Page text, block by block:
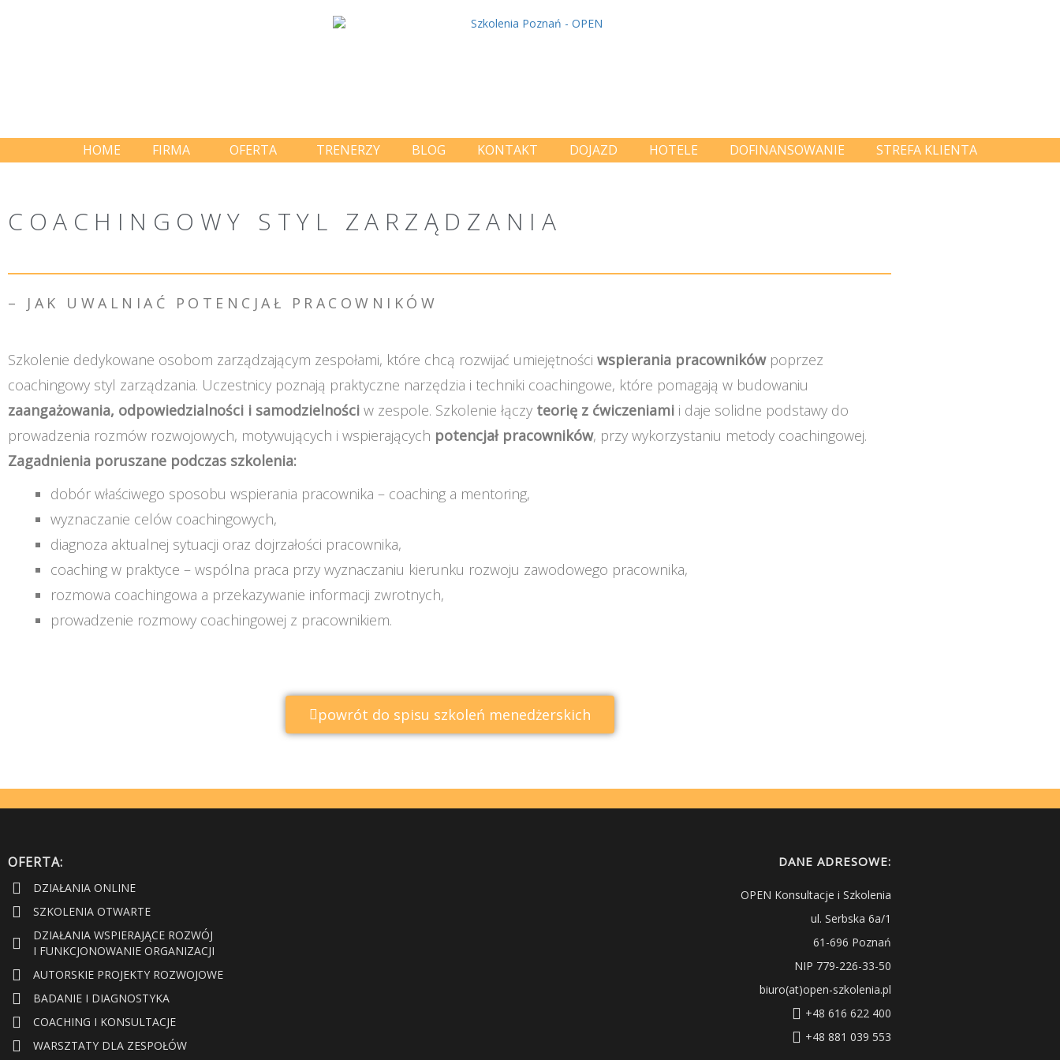
HOME FIRMA OFERTA TRENERZY BLOG KONTAKT DOJAZD HOTELE DOFINANSOWANIE STREFA KLIENTA
COACHINGOWY STYL ZARZĄDZANIA
– JAK UWALNIAĆ POTENCJAŁ PRACOWNIKÓW
Szkolenie dedykowane osobom zarządzającym zespołami, które chcą rozwijać umiejętności wspierania pracownikówpoprzez
coachingowy styl zarządzania. Uczestnicy poznają praktyczne narzędzia i techniki coachingowe, które pomagają w budowaniu
zaangażowania, odpowiedzialności i samodzielności w zespole. Szkolenie łączy teorię z ćwiczeniami i daje solidne podstawy do
prowadzenia rozmów rozwojowych, motywujących i wspierających potencjał pracowników, przy wykorzystaniu metody coachingowej.
Zagadnienia poruszane podczas szkolenia:
dobór właściwego sposobu wspierania pracownika – coaching a mentoring,
wyznaczanie celów coachingowych,
diagnoza aktualnej sytuacji oraz dojrzałości pracownika,
coaching w praktyce – wspólna praca przy wyznaczaniu kierunku rozwoju zawodowego pracownika,
rozmowa coachingowa a przekazywanie informacji zwrotnych,
prowadzenie rozmowy coachingowej z pracownikiem.
powrót do spisu szkoleń menedżerskich
OFERTA:
DZIAŁANIA ONLINE
SZKOLENIA OTWARTE
DZIAŁANIA WSPIERAJĄCE ROZWÓJ
I FUNKCJONOWANIE ORGANIZACJI
AUTORSKIE PROJEKTY ROZWOJOWE
BADANIE I DIAGNOSTYKA
COACHING I KONSULTACJE
WARSZTATY DLA ZESPOŁÓW
DANE ADRESOWE:
OPEN Konsultacje i Szkolenia
ul. Serbska 6a/1
61-696 Poznań
NIP 779-226-33-50
biuro(at)open-szkolenia.pl
+48 616 622 400
+48 881 039 553